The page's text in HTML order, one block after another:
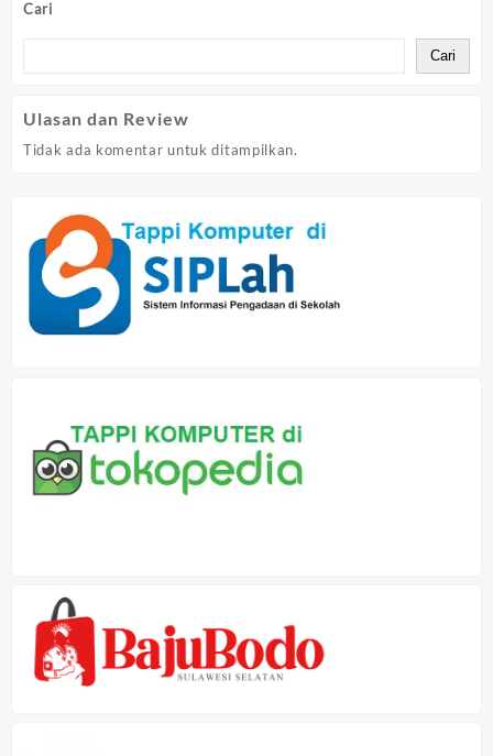
Cari
Cari
Ulasan dan Review
Tidak ada komentar untuk ditampilkan.